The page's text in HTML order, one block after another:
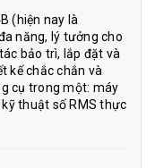
(hiện nay là
năng, lý tưởng cho
bảo trì, lắp đặt và
kế chắc chắn và
cụ trong một: máy
thuật số RMS thực